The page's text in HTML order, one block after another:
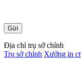
Địa chỉ trụ sở chính
Trụ sở chính Xưởng in